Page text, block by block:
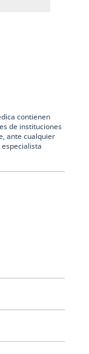
contienen
de instituciones
ante cualquier